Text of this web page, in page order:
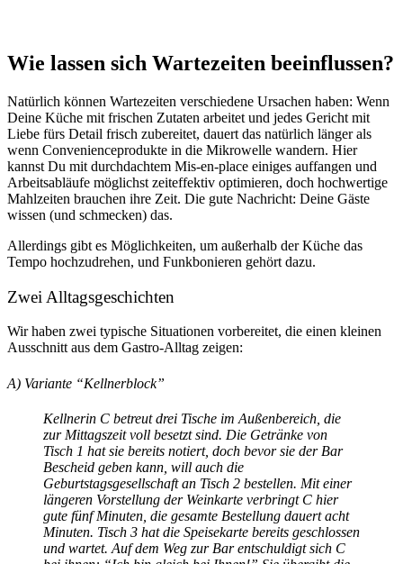
Wie lassen sich Wartezeiten beeinflussen?
Natürlich können Wartezeiten verschiedene Ursachen haben: Wenn
Deine Küche mit frischen Zutaten arbeitet und jedes Gericht mit
Liebe fürs Detail frisch zubereitet, dauert das natürlich länger als
wenn Convenienceprodukte in die Mikrowelle wandern. Hier
kannst Du mit durchdachtem Mis-en-place einiges auffangen und
Arbeitsabläufe möglichst zeiteffektiv optimieren, doch hochwertige
Mahlzeiten brauchen ihre Zeit. Die gute Nachricht: Deine Gäste
wissen (und schmecken) das.
Allerdings gibt es Möglichkeiten, um außerhalb der Küche das
Tempo hochzudrehen, und Funkbonieren gehört dazu.
Zwei Alltagsgeschichten
Wir haben zwei typische Situationen vorbereitet, die einen kleinen
Ausschnitt aus dem Gastro-Alltag zeigen:
A) Variante “Kellnerblock”
Kellnerin C betreut drei Tische im Außenbereich, die
zur Mittagszeit voll besetzt sind. Die Getränke von
Tisch 1 hat sie bereits notiert, doch bevor sie der Bar
Bescheid geben kann, will auch die
Geburtstagsgesellschaft an Tisch 2 bestellen. Mit einer
längeren Vorstellung der Weinkarte verbringt C hier
gute fünf Minuten, die gesamte Bestellung dauert acht
Minuten. Tisch 3 hat die Speisekarte bereits geschlossen
und wartet. Auf dem Weg zur Bar entschuldigt sich C